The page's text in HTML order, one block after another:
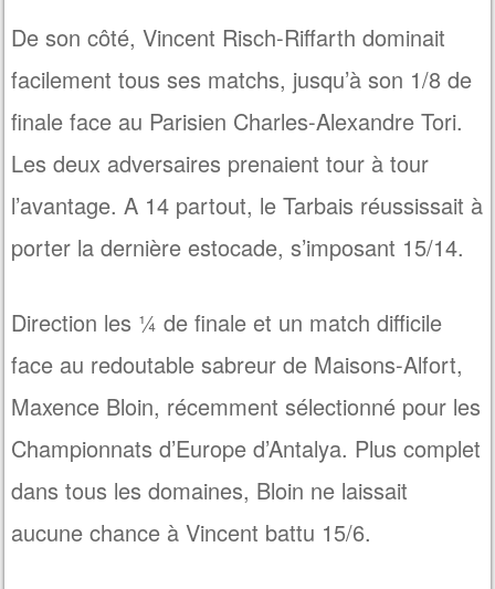
De son côté, Vincent Risch-Riffarth dominait
facilement tous ses matchs, jusqu’à son 1/8 de
finale face au Parisien Charles-Alexandre Tori.
Les deux adversaires prenaient tour à tour
l’avantage. A 14 partout, le Tarbais réussissait à
porter la dernière estocade, s’imposant 15/14.
Direction les ¼ de finale et un match difficile
face au redoutable sabreur de Maisons-Alfort,
Maxence Bloin, récemment sélectionné pour les
Championnats d’Europe d’Antalya. Plus complet
dans tous les domaines, Bloin ne laissait
aucune chance à Vincent battu 15/6.